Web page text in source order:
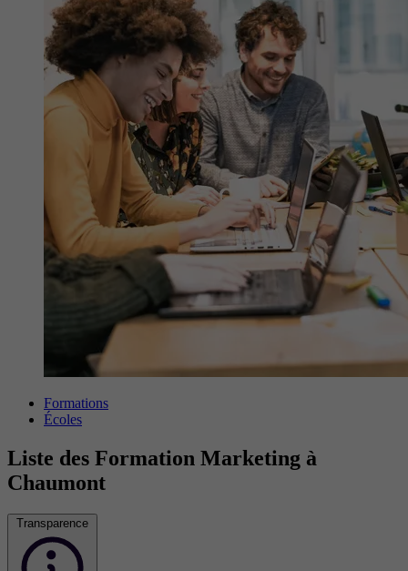
Formations
Écoles
Liste des Formation Marketing à
Chaumont
Transparence